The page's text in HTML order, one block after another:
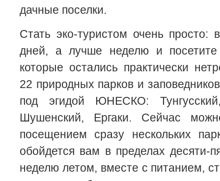
дачные поселки.
Стать эко-туристом очень просто:
дней, а лучше неделю и посетите
которые остались практически
22 природных парков и
под эгидой ЮНЕСКО:
Шушенский, Ергаки. Сейчас
посещением сразу нескольких
обойдется вам в пределах десяти-
неделю летом, вместе с питанием,